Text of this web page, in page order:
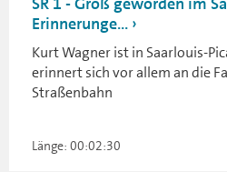
Erinnerunge...
Kurt Wagner ist in Saarlouis-
erinnert sich vor allem an die
Straßenbahn
Länge: 00:02:30